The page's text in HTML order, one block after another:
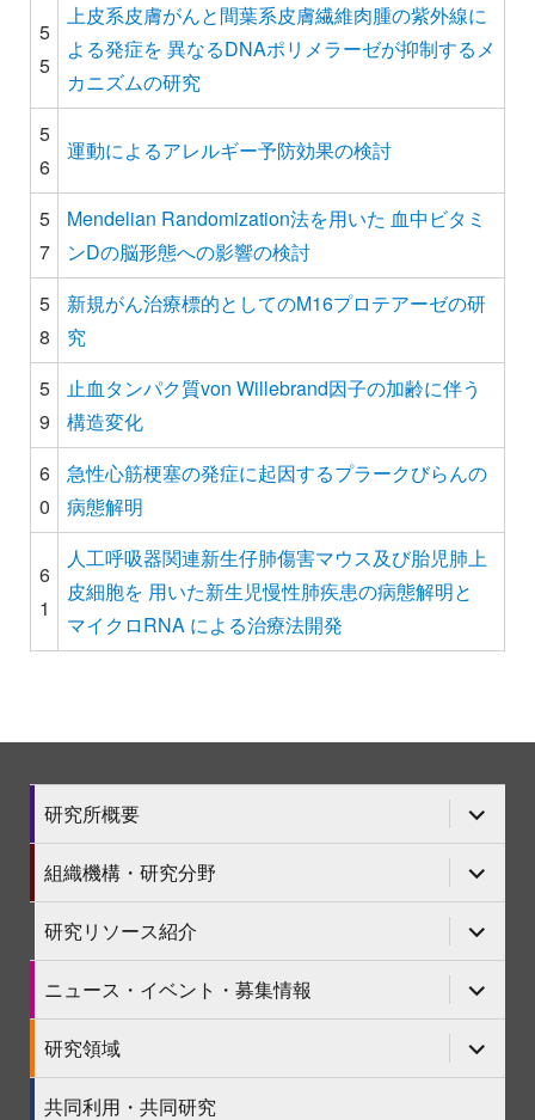
5
5
上皮系皮膚がんと間葉系皮膚繊維肉腫の紫外線に
よる発症を 異なるDNAポリメラーゼが抑制するメ
カニズムの研究
5
6
運動によるアレルギー予防効果の検討
5
7
Mendelian Randomization法を用いた 血中ビタミ
ンDの脳形態への影響の検討
5
8
新規がん治療標的としてのM16プロテアーゼの研
究
5
9
止血タンパク質von Willebrand因子の加齢に伴う
構造変化
6
0
急性心筋梗塞の発症に起因するプラークびらんの
病態解明
6
1
人工呼吸器関連新生仔肺傷害マウス及び胎児肺上
皮細胞を 用いた新生児慢性肺疾患の病態解明と
マイクロRNA による治療法開発
研究所概要
サ
ブ
メ
ニ
ュ
ー
を
展
開
組織機構・研究分野
サ
ブ
メ
ニ
ュ
ー
を
展
開
研究リソース紹介
サ
ブ
メ
ニ
ュ
ー
を
展
開
ニュース・イベント・募集情報
サ
ブ
メ
ニ
ュ
ー
研究領域
サ
ブ
メ
共同利用・共同研究